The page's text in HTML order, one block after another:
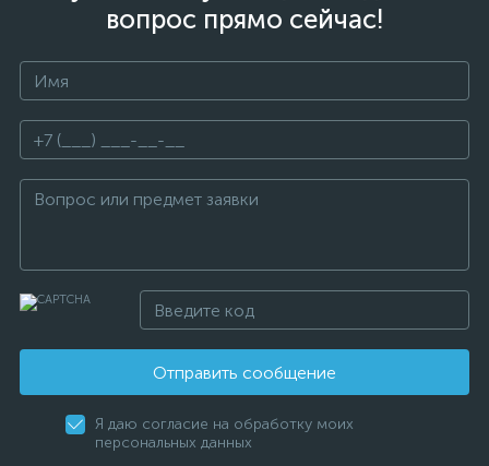
вопрос прямо сейчас!
Отправить сообщение
Я даю согласие на обработку моих
персональных данных